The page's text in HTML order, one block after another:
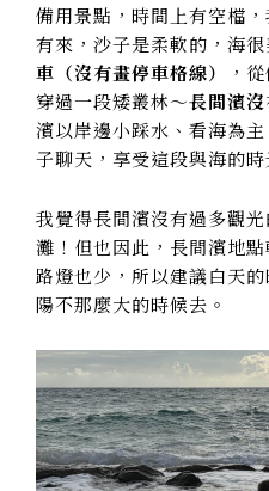
備用景點，時間上有空檔
有來，沙子是柔軟的，海很
車（沒有畫停車格線）
，
穿過一段矮叢林～長間濱
濱以岸邊小踩水、看海為
子聊天，享受這段與海的時
我覺得長間濱沒有過多觀
灘！但也因此，長間濱地
路燈也少，所以建議白天
陽不那麼大的時候去。